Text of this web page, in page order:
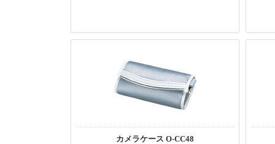
カメラケース O-CC48